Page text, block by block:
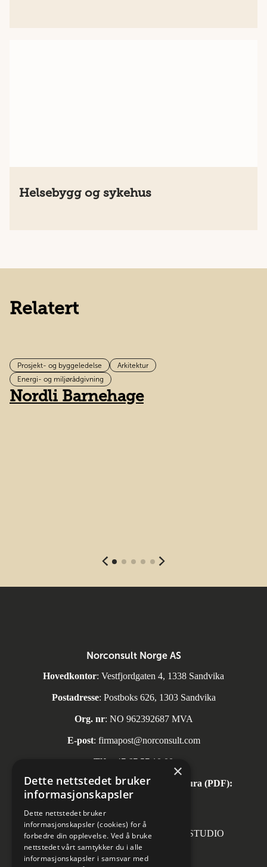
Helsebygg og sykehus
Relatert
Prosjekt- og byggeledelse
Arkitektur
Energi- og miljørådgivning
Nordli Barnehage
Norconsult Norge AS
Hovedkontor: Vestfjordgaten 4, 1338 Sandvika
Postadresse: Postboks 626, 1303 Sandvika
Org. nr: NO 962392687 MVA
E-post: firmapost@norconsult.com
Tlf: +47 67 57 10 00
Automatisk mottak av inngående faktura (PDF):
invoice.no@norconsult.com
Forsidefoto: RASMUS HJORTSHOJ STUDIO
×
Dette nettstedet bruker
informasjonskapsler
Dette nettstedet bruker
informasjonskapsler (cookies) for å
forbedre din opplevelse. Ved å bruke
nettstedet vårt samtykker du i alle
informasjonskapsler i samsvar med